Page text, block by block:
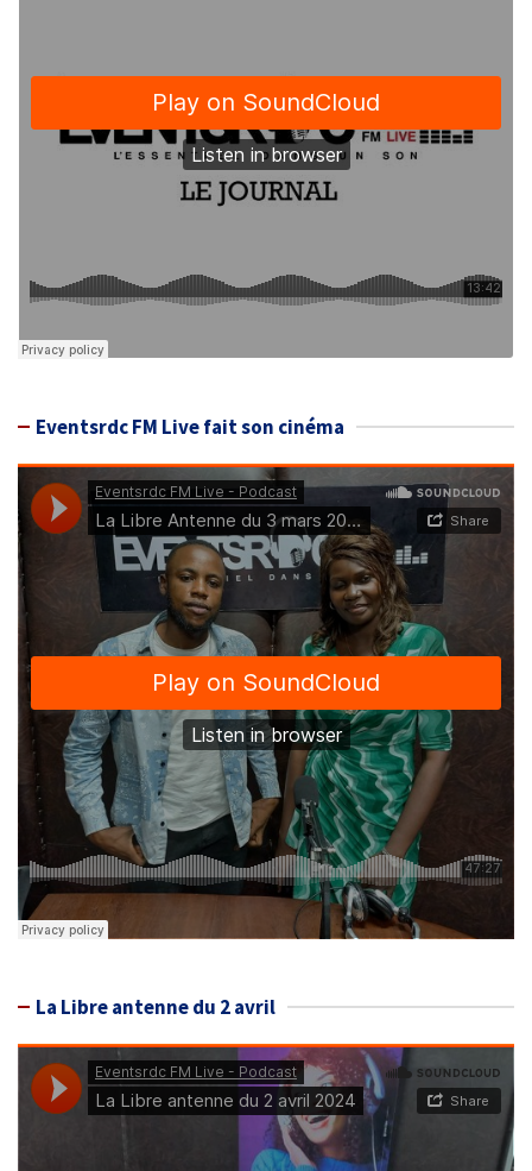
Eventsrdc FM Live fait son cinéma
La Libre antenne du 2 avril